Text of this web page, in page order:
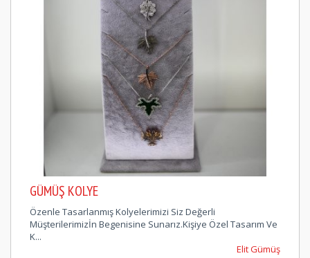
GÜMÜŞ KOLYE
Özenle Tasarlanmış Kolyelerimizi Siz Değerli
Müşterilerimizİn Begenisine Sunarız.Kişiye Özel Tasarım Ve
K...
Elit Gümüş